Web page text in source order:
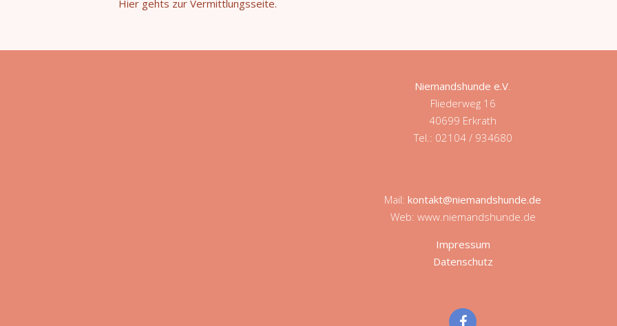
Hier gehts zur Vermittlungsseite.
Niemandshunde e.V.
Fliederweg 16
40699 Erkrath
Tel.: 02104 / 934680
Mail: kontakt@niemandshunde.de
Web: www.niemandshunde.de
Impressum
Datenschutz